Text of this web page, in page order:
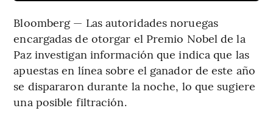
Bloomberg — Las autoridades noruegas
encargadas de otorgar el Premio Nobel de la
Paz investigan información que indica que las
apuestas en línea sobre el ganador de este año
se dispararon durante la noche, lo que sugiere
una posible filtración.